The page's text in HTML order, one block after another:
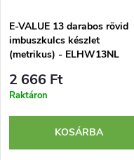
k
r
e
n
k
e
k
l
E-VALUE 13 darabos rövid
imbuszkulcs készlet
(metrikus) - ELHW13NL
2 666 Ft
Raktáron
KOSÁRBA